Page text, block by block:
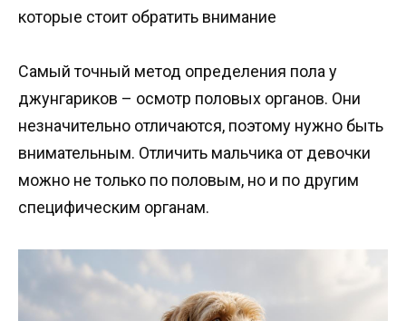
которые стоит обратить внимание
Самый точный метод определения пола у
джунгариков – осмотр половых органов. Они
незначительно отличаются, поэтому нужно быть
внимательным. Отличить мальчика от девочки
можно не только по половым, но и по другим
специфическим органам.